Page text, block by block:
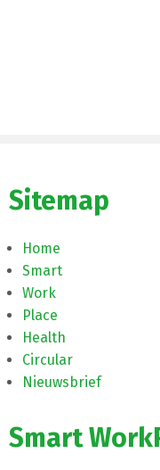
Sitemap
Home
Smart
Work
Place
Health
Circular
Nieuwsbrief
Smart